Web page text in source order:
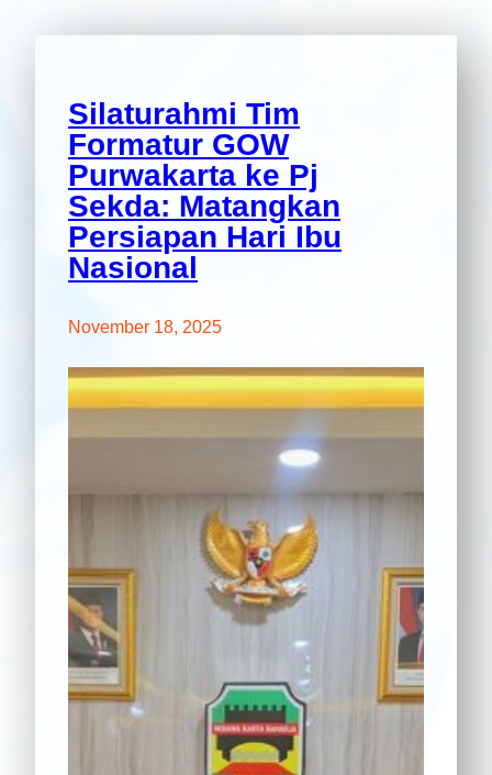
Silaturahmi Tim
Formatur GOW
Purwakarta ke Pj
Sekda: Matangkan
Persiapan Hari Ibu
Nasional
November 18, 2025